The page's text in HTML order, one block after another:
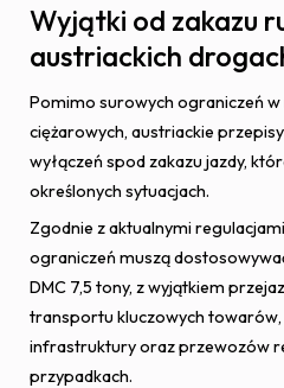
Wyjątki od zakazu
austriackich
Pomimo surowych ograniczeń
ciężarowych, austriackie
wyłączeń spod zakazu jazdy,
określonych sytuacjach.
Zgodnie z aktualnymi
ograniczeń muszą
DMC 7,5 tony, z wyjątkiem
transportu kluczowych
infrastruktury oraz przewozów
przypadkach.